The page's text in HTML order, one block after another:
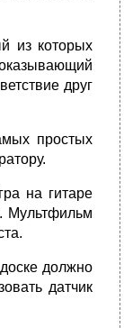
из которых
друг
простых
на гитаре
Мультфильм
должно
датчик